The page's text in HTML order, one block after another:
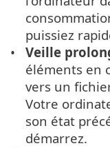
puissiez
Veille
éléments en
vers un
Votre
son état
démarrez.